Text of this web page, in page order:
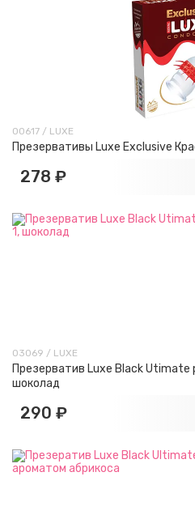
00617 / LUXE
Презервативы Luxe Exclusive
278 ₽
03069 / LUXE
Презерватив Luxe Black
шоколад
290 ₽